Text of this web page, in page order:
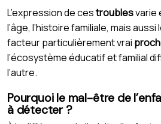
L’expression de cestroublesvarie
l’âge, l’histoire familiale, mais
facteur particulièrement vrai
l’écosystème éducatif et familial
l’autre.
Pourquoi le mal-être de
à détecter ?